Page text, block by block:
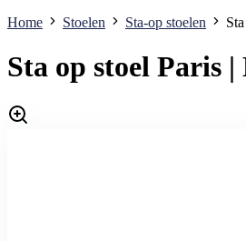
Home
Stoelen Sta-op stoelen
Sta op stoel Paris |